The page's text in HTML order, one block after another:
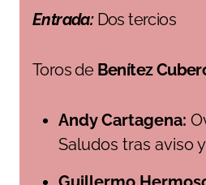
Entrada: Dos tercios
Toros de Benítez
Andy Cartagena:
Saludos tras aviso